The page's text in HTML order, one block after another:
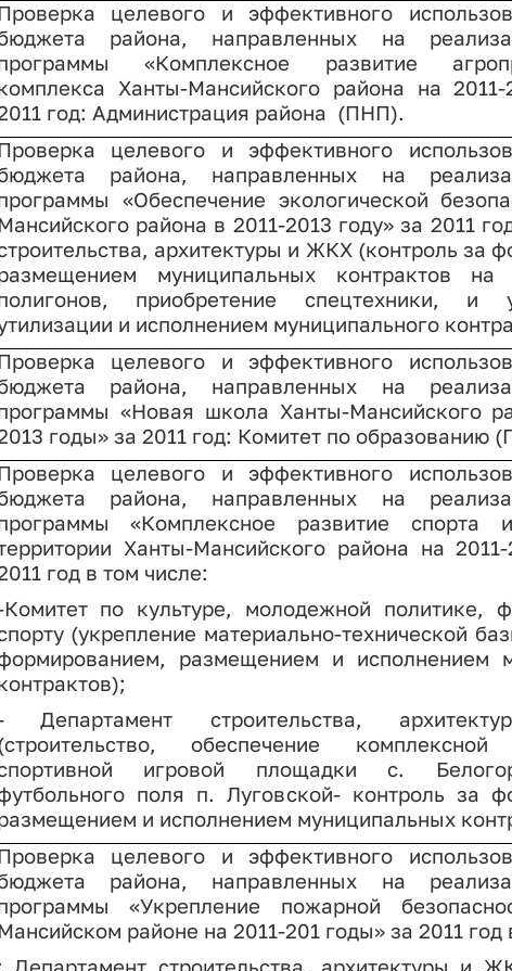
целевого и эффективного
района, направленных на
«Комплексное развитие
Ханты-Мансийского района на
год: Администрация района (ПНП).
целевого и эффективного
района, направленных на
«Обеспечение экологической
района в 2011-2013 году» за 2011
архитектуры и ЖКХ (контроль за
муниципальных контрактов на
приобретение спецтехники, и
и исполнением муниципального
целевого и эффективного
района, направленных на
«Новая школа Ханты-Мансийского
годы» за 2011 год: Комитет по образованию
целевого и эффективного
района, направленных на
«Комплексное развитие спорта
Ханты-Мансийского района на
год в том числе:
Комитет по культуре, молодежной политике,
(укрепление материально-технической
размещением и исполнением
Департамент строительства,
обеспечение комплексной
игровой площадки с.
поля п. Луговской- контроль за
и исполнением муниципальных
целевого и эффективного
района, направленных на
«Укрепление пожарной
районе на 2011-201 годы» за 2011 год